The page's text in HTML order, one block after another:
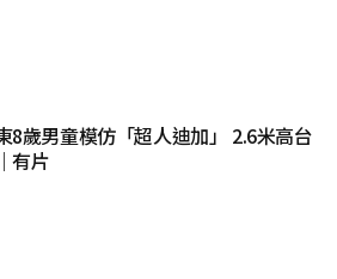
8歲男童模仿「超人迪加」 2.6米高台
有片